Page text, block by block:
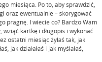
miesiąca. Po to, aby sprawdzić,
oraz ewentualnie – skorygować
pragnę. I wiecie co? Bardzo Wam
kartkę i długopis i wykonać
ostatni miesiąc żyłaś tak, jak
jak działałaś i jak myślałaś,